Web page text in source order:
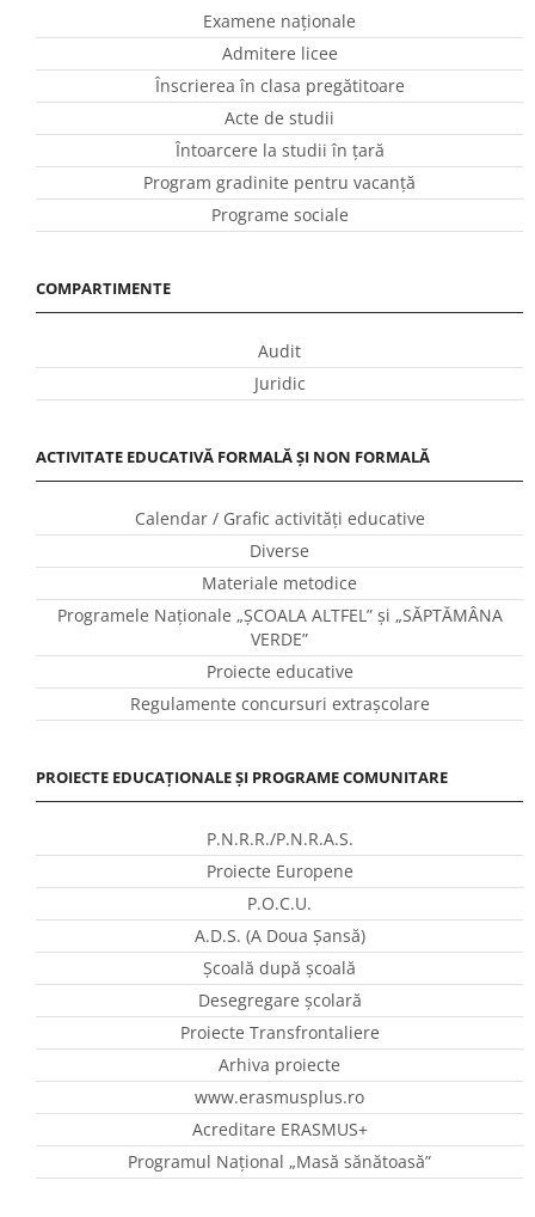
Examene naționale
Admitere licee
Înscrierea în clasa pregătitoare
Acte de studii
Întoarcere la studii în ţară
Program gradinite pentru vacanţă
Programe sociale
COMPARTIMENTE
Audit
Juridic
ACTIVITATE EDUCATIVĂ FORMALĂ ȘI NON FORMALĂ
Calendar / Grafic activităţi educative
Diverse
Materiale metodice
Programele Naţionale „ŞCOALA ALTFEL” și „SĂPTĂMÂNA
VERDE”
Proiecte educative
Regulamente concursuri extraşcolare
PROIECTE EDUCAȚIONALE ȘI PROGRAME COMUNITARE
P.N.R.R./P.N.R.A.S.
Proiecte Europene
P.O.C.U.
A.D.S. (A Doua Șansă)
Școală după școală
Desegregare școlară
Proiecte Transfrontaliere
Arhiva proiecte
www.erasmusplus.ro
Acreditare ERASMUS+
Programul Național „Masă sănătoasă”